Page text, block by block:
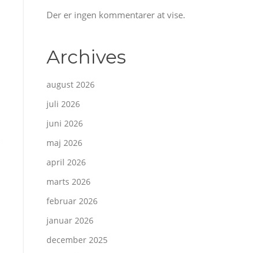
Der er ingen kommentarer at vise.
Archives
august 2026
juli 2026
juni 2026
maj 2026
april 2026
marts 2026
februar 2026
januar 2026
december 2025